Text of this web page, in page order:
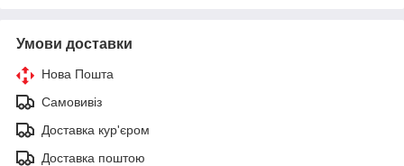
Умови доставки
Нова Пошта
Самовивіз
Доставка кур'єром
Доставка поштою